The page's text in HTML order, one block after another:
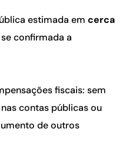
estimada em cerca
confirmada a
fiscais: sem
contas públicas ou
de outros